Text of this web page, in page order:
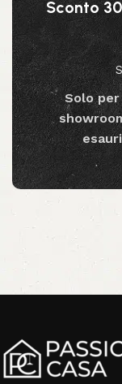
Sconto
Solo
Aggiungi al carrello